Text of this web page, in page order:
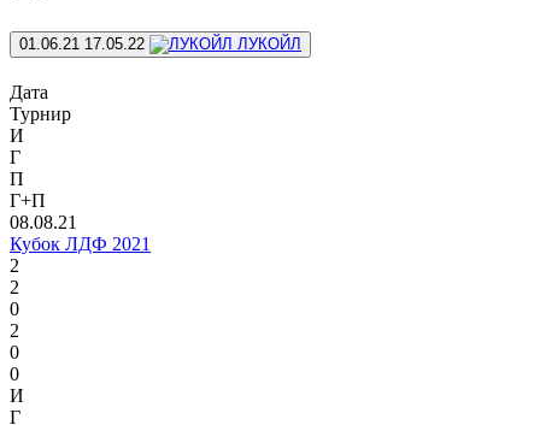
01.06.21 17.05.22 ЛУКОЙЛ
Дата
Турнир
И
Г
П
Г+П
08.08.21
Кубок ЛДФ 2021
2
2
0
2
0
0
И
Г